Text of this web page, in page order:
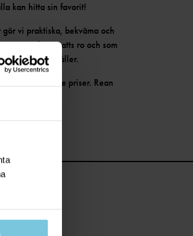
kan hitta sin favorit!
vi praktiska, bekväma och
som en lugn natts ro och som
design som håller.
till rabatterade priser. Rean